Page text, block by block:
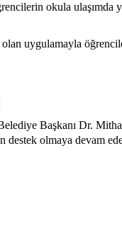
okula ulaşımda
uygulamayla
Başkanı Dr.
destek olmaya devam